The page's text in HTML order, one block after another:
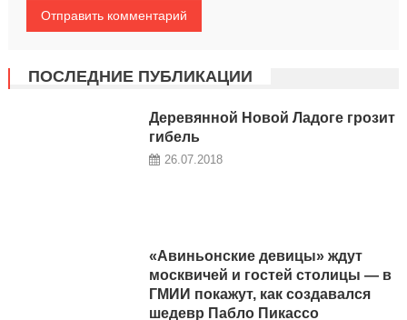
ПОСЛЕДНИЕ ПУБЛИКАЦИИ
Деревянной Новой Ладоге грозит
гибель
26.07.2018
«Авиньонские девицы» ждут
москвичей и гостей столицы — в
ГМИИ покажут, как создавался
шедевр Пабло Пикассо